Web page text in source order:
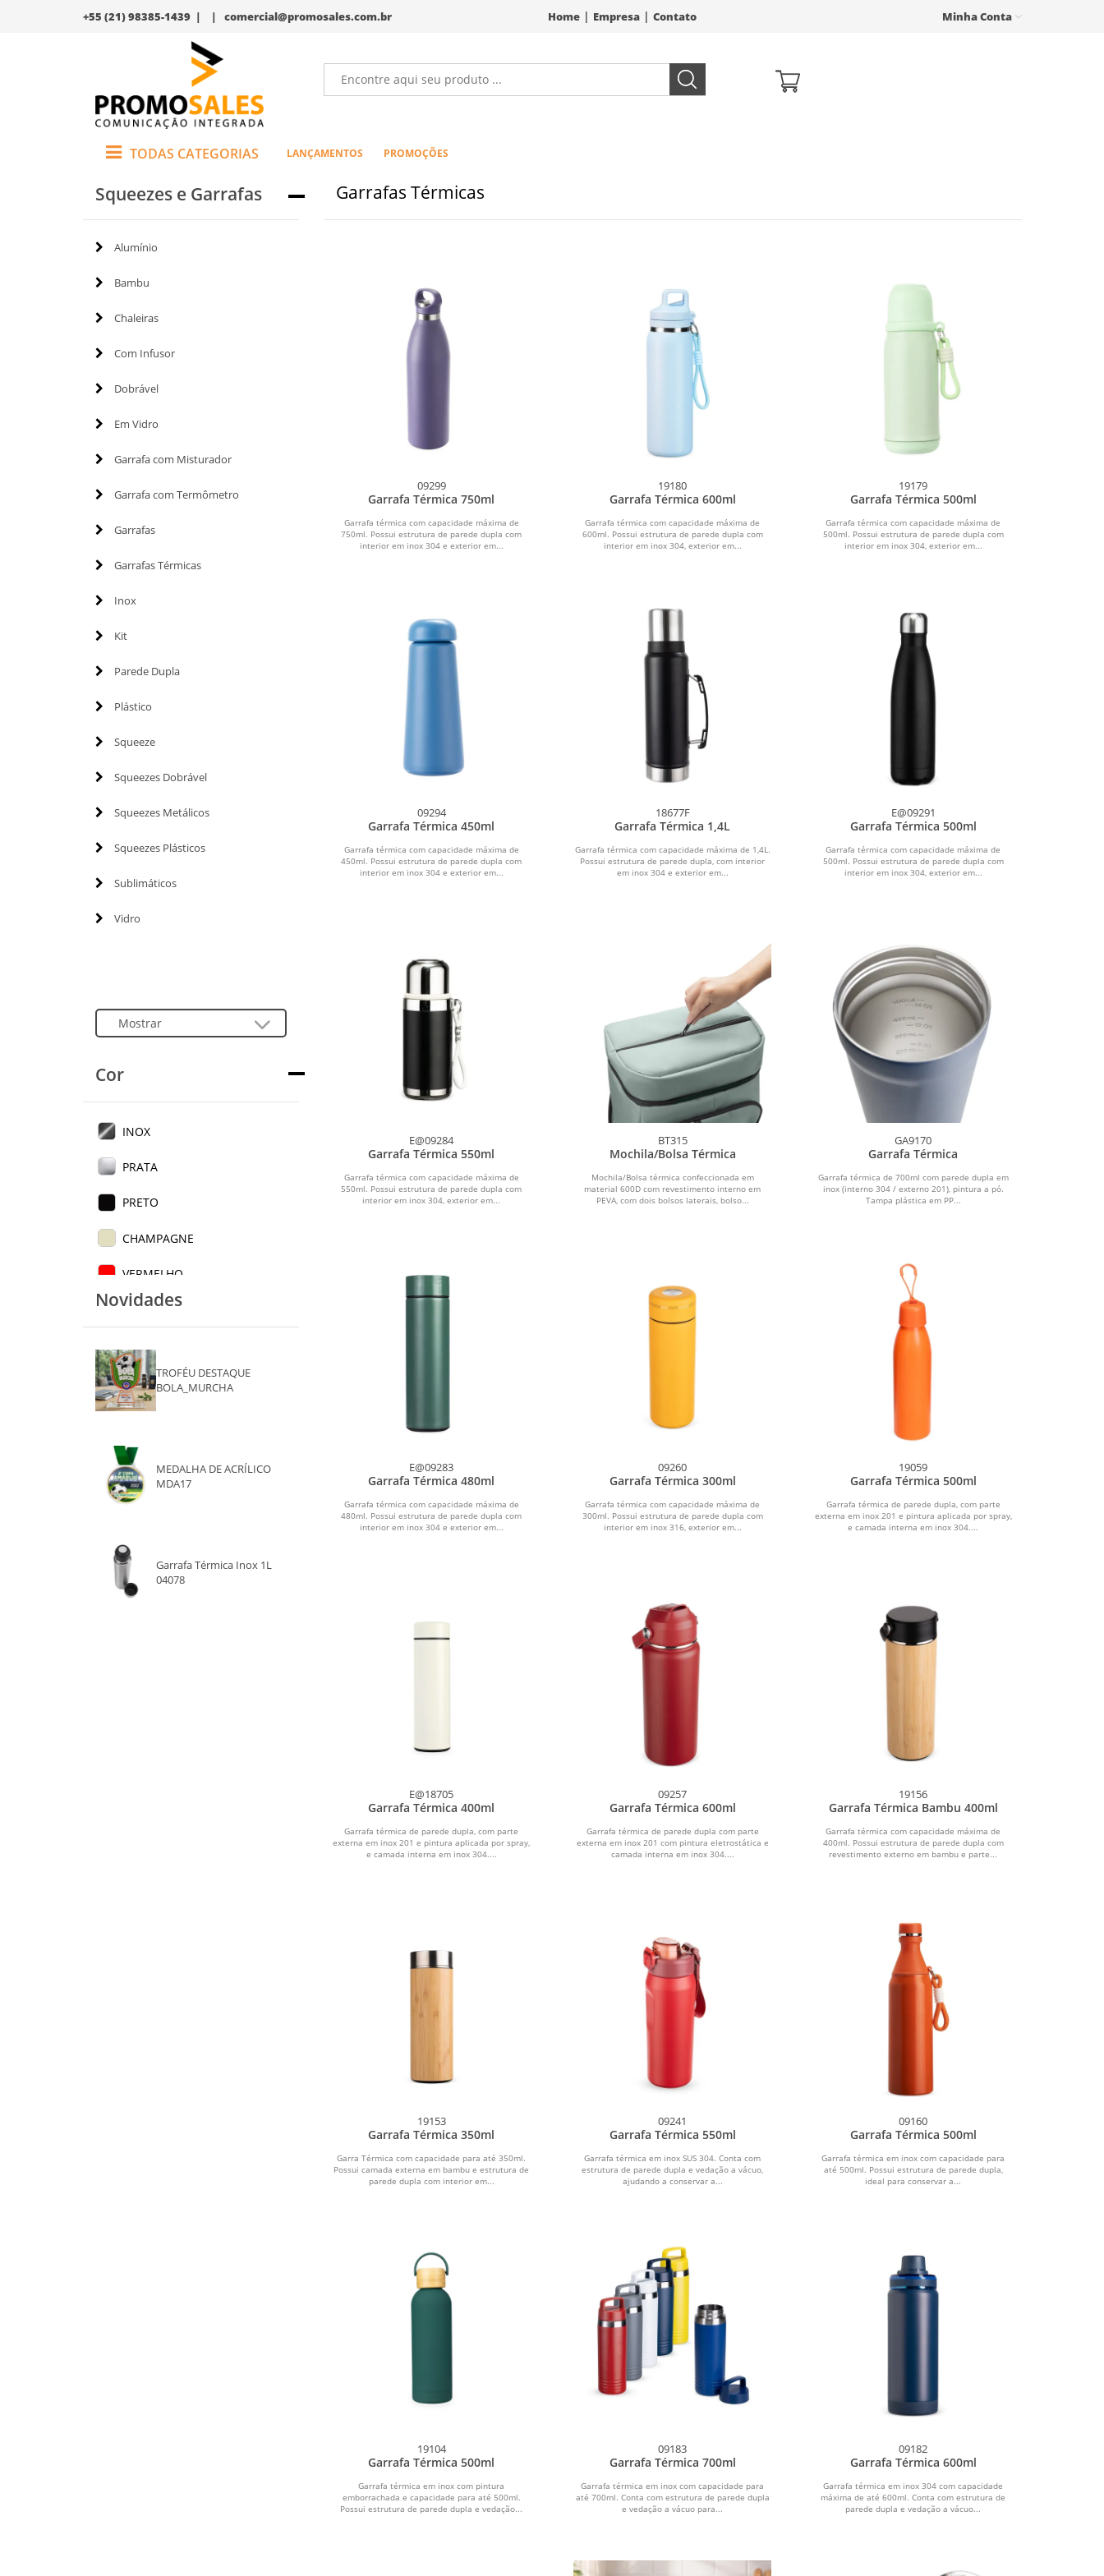
+55 (21) 98385-1439 | | comercial@promosales.com.br Home| Empresa| Contato Minha Conta
TODAS CATEGORIAS LANÇAMENTOS PROMOÇÕES
Squeezes e Garrafas
Alumínio
Bambu
Chaleiras
Com Infusor
Dobrável
Em Vidro
Garrafa com Misturador
Garrafa com Termômetro
Garrafas
Garrafas Térmicas
Inox
Kit
Parede Dupla
Plástico
Squeeze
Squeezes Dobrável
Squeezes Metálicos
Squeezes Plásticos
Sublimáticos
Vidro
Cor
INOX
PRATA
PRETO
CHAMPAGNE
VERMELHO
ROSA ESCURO
TURQUESA
AZUL CLARO
ROSA
SALMÃO
CHUMBO
DOURADO
Novidades
TROFÉU DESTAQUE
BOLA_MURCHA
MEDALHA DE ACRÍLICO
MDA17
Garrafa Térmica Inox 1L
04078
Garrafas Térmicas
09299
Garrafa Térmica 750ml
Garrafa térmica com capacidade máxima de
750ml. Possui estrutura de parede dupla com
interior em inox 304 e exterior em...
19180
Garrafa Térmica 600ml
Garrafa térmica com capacidade máxima de
600ml. Possui estrutura de parede dupla com
interior em inox 304, exterior em...
19179
Garrafa Térmica 500ml
Garrafa térmica com capacidade máxima de
500ml. Possui estrutura de parede dupla com
interior em inox 304, exterior em...
09294
Garrafa Térmica 450ml
Garrafa térmica com capacidade máxima de
450ml. Possui estrutura de parede dupla com
interior em inox 304 e exterior em...
18677F
Garrafa Térmica 1,4L
Garrafa térmica com capacidade máxima de 1,4L.
Possui estrutura de parede dupla, com interior
em inox 304 e exterior em...
E@09291
Garrafa Térmica 500ml
Garrafa térmica com capacidade máxima de
500ml. Possui estrutura de parede dupla com
interior em inox 304, exterior em...
E@09284
Garrafa Térmica 550ml
Garrafa térmica com capacidade máxima de
550ml. Possui estrutura de parede dupla com
interior em inox 304, exterior em...
BT315
Mochila/Bolsa Térmica
Mochila/Bolsa térmica confeccionada em
material 600D com revestimento interno em
PEVA, com dois bolsos laterais, bolso...
GA9170
Garrafa Térmica
Garrafa térmica de 700ml com parede dupla em
inox (interno 304 / externo 201), pintura a pó.
Tampa plástica em PP...
E@09283
Garrafa Térmica 480ml
Garrafa térmica com capacidade máxima de
480ml. Possui estrutura de parede dupla com
interior em inox 304 e exterior em...
09260
Garrafa Térmica 300ml
Garrafa térmica com capacidade máxima de
300ml. Possui estrutura de parede dupla com
interior em inox 316, exterior em...
19059
Garrafa Térmica 500ml
Garrafa térmica de parede dupla, com parte
externa em inox 201 e pintura aplicada por spray,
e camada interna em inox 304....
E@18705
Garrafa Térmica 400ml
Garrafa térmica de parede dupla, com parte
externa em inox 201 e pintura aplicada por spray,
e camada interna em inox 304....
09257
Garrafa Térmica 600ml
Garrafa térmica de parede dupla com parte
externa em inox 201 com pintura eletrostática e
camada interna em inox 304....
19156
Garrafa Térmica Bambu 400ml
Garrafa térmica com capacidade máxima de
400ml. Possui estrutura de parede dupla com
revestimento externo em bambu e parte...
19153
Garrafa Térmica 350ml
Garra Térmica com capacidade para até 350ml.
Possui camada externa em bambu e estrutura de
parede dupla com interior em...
09241
Garrafa Térmica 550ml
Garrafa térmica em inox SUS 304. Conta com
estrutura de parede dupla e vedação a vácuo,
ajudando a conservar a...
09160
Garrafa Térmica 500ml
Garrafa térmica em inox com capacidade para
até 500ml. Possui estrutura de parede dupla,
ideal para conservar a...
19104
Garrafa Térmica 500ml
Garrafa térmica em inox com pintura
emborrachada e capacidade para até 500ml.
Possui estrutura de parede dupla e vedação...
09183
Garrafa Térmica 700ml
Garrafa térmica em inox com capacidade para
até 700ml. Conta com estrutura de parede dupla
e vedação a vácuo para...
09182
Garrafa Térmica 600ml
Garrafa térmica em inox 304 com capacidade
máxima de até 600ml. Conta com estrutura de
parede dupla e vedação a vácuo...